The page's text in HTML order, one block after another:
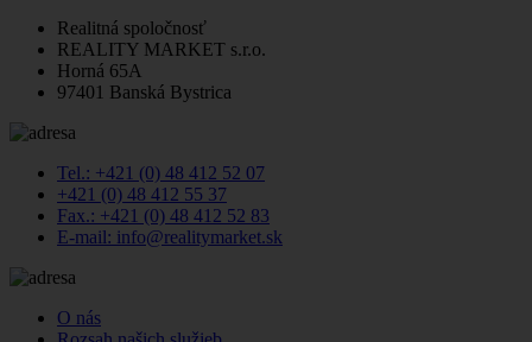
Realitná spoločnosť
REALITY MARKET s.r.o.
Horná 65A
97401 Banská Bystrica
Tel.: +421 (0) 48 412 52 07
+421 (0) 48 412 55 37
Fax.: +421 (0) 48 412 52 83
E-mail: info@realitymarket.sk
O nás